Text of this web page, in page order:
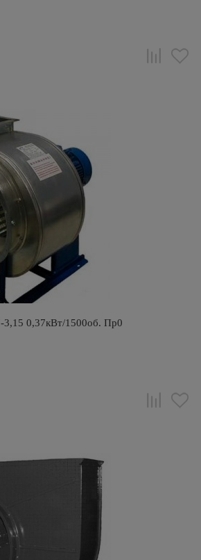
3,15 0,37кВт/1500об. Пр0